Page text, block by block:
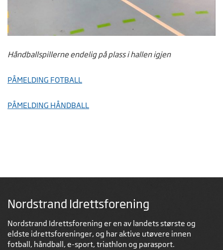
Håndballspillerne endelig på plass i hallen igjen
PÅMELDING FOTBALL
PÅMELDING HÅNDBALL
Nordstrand Idrettsforening
Nordstrand Idrettsforening er en av landets største og
eldste idrettsforeninger, og har aktive utøvere innen
fotball, håndball, e-sport, triathlon og parasport.